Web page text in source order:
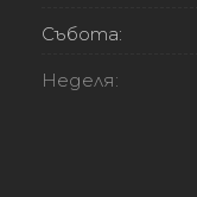
Събота:
Неделя: